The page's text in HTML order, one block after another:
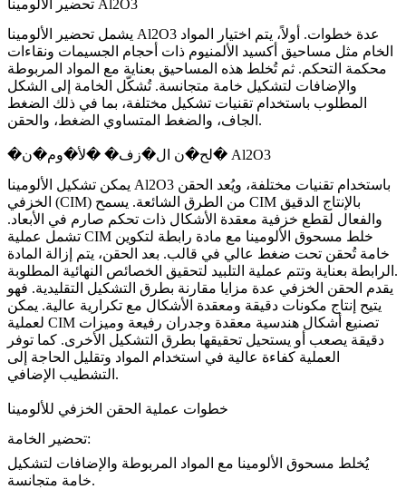
تحضير الألومينا Al2O3
يشمل تحضير الألومينا Al2O3 عدة خطوات. أولاً، يتم اختيار المواد
الخام مثل مساحيق أكسيد الألمنيوم ذات أحجام الجسيمات ونقاءات
محكمة التحكم. ثم تُخلط هذه المساحيق بعناية مع المواد المربوطة
والإضافات لتشكيل خامة متجانسة. تُشكّل الخامة إلى الشكل
المطلوب باستخدام تقنيات تشكيل مختلفة، بما في ذلك الضغط
الجاف، والضغط المتساوي الضغط، والحقن.
�لح�ن ال�زف� �لأ�وم�ن� Al2O3
يمكن تشكيل الألومينا Al2O3 باستخدام تقنيات مختلفة، ويُعد الحقن
الخزفي (CIM) من الطرق الشائعة. يسمح CIM بالإنتاج الدقيق
والفعال لقطع خزفية معقدة الأشكال ذات تحكم صارم في الأبعاد.
تشمل عملية CIM خلط مسحوق الألومينا مع مادة رابطة لتكوين
خامة تُحقن تحت ضغط عالي في قالب. بعد الحقن، يتم إزالة المادة
الرابطة بعناية وتتم عملية التلبيد لتحقيق الخصائص النهائية المطلوبة.
يقدم الحقن الخزفي عدة مزايا مقارنة بطرق التشكيل التقليدية. فهو
يتيح إنتاج مكونات دقيقة ومعقدة الأشكال مع تكرارية عالية. يمكن
لعملية CIM تصنيع أشكال هندسية معقدة وجدران رفيعة وميزات
دقيقة يصعب أو يستحيل تحقيقها بطرق التشكيل الأخرى. كما توفر
العملية كفاءة عالية في استخدام المواد وتقليل الحاجة إلى
التشطيب الإضافي.
خطوات عملية الحقن الخزفي للألومينا
تحضير الخامة:
يُخلط مسحوق الألومينا مع المواد المربوطة والإضافات لتشكيل
خامة متجانسة.